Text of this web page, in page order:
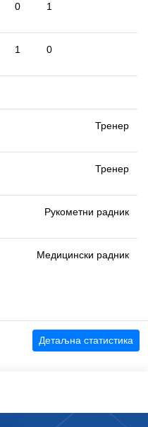
0 1
1 0
Тренер
Тренер
Рукометни радник
Медицински радник
Детаљна статистика